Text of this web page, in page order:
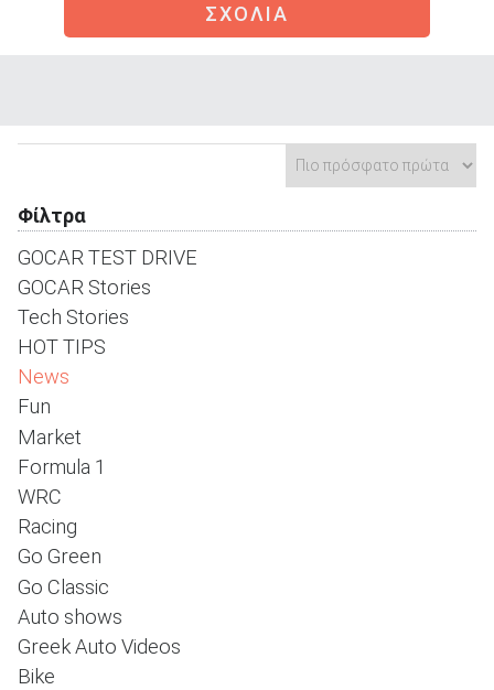
Επιχειρήσεις
ΑΝΑΖΗΤΗΣΗ
ΣΧΟΛΙΑ
Φίλτρα
GOCAR TEST DRIVE
GOCAR Stories
Tech Stories
HOT TIPS
News
Fun
Market
Formula 1
WRC
Racing
Go Green
Go Classic
Auto shows
Greek Auto Videos
Bike